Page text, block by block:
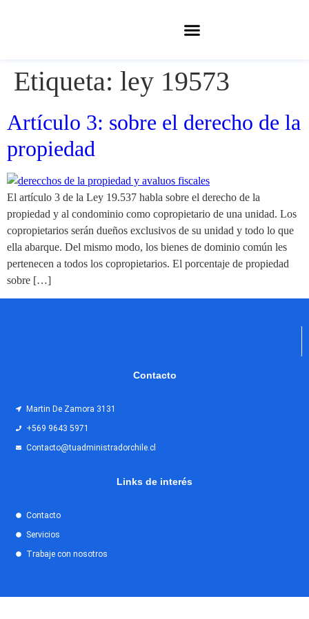
Etiqueta: ley 19573
Artículo 3: sobre el derecho de la
propiedad
El artículo 3 de la Ley 19.537 habla sobre el derecho de la
propiedad y al condominio como copropietario de una unidad. Los
copropietarios serán dueños exclusivos de su unidad y todo lo que
ella abarque. Del mismo modo, los bienes de dominio común les
pertenecen a todos los copropietarios. El porcentaje de propiedad
sobre […]
Contacto
Martin De Zamora 3131
+569 9643 5971
Contacto@tuadministradorchile.cl
Links de interés
Contacto
Servicios
Trabaje con nosotros